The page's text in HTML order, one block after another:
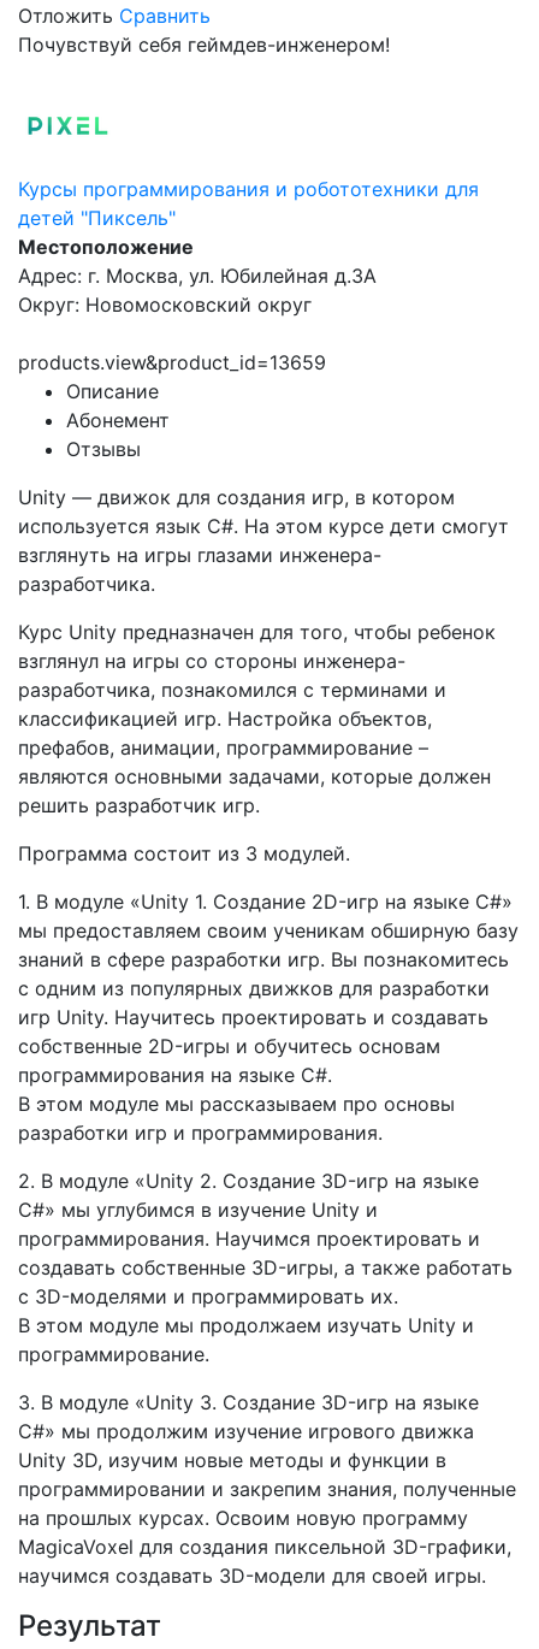
Отложить Сравнить
Почувствуй себя геймдев-инженером!
Курсы программирования и робототехники для
детей "Пиксель"
Местоположение
Адрес: г. Москва, ул. Юбилейная д.3А
Округ: Новомосковский округ
products.view&product_id=13659
Описание
Абонемент
Отзывы
Unity — движок для создания игр, в котором
используется язык C#. На этом курсе дети смогут
взглянуть на игры глазами инженера-
разработчика.
Курс Unity предназначен для того, чтобы ребенок
взглянул на игры со стороны инженера-
разработчика, познакомился с терминами и
классификацией игр. Настройка объектов,
префабов, анимации, программирование –
являются основными задачами, которые должен
решить разработчик игр.
Программа состоит из 3 модулей.
1. В модуле «Unity 1. Создание 2D-игр на языке C#»
мы предоставляем своим ученикам обширную базу
знаний в сфере разработки игр. Вы познакомитесь
с одним из популярных движков для разработки
игр Unity. Научитесь проектировать и создавать
собственные 2D-игры и обучитесь основам
программирования на языке С#.
В этом модуле мы рассказываем про основы
разработки игр и программирования.
2. В модуле «Unity 2. Создание 3D-игр на языке
C#» мы углубимся в изучение Unity и
программирования. Научимся проектировать и
создавать собственные 3D-игры, а также работать
с 3D-моделями и программировать их.
В этом модуле мы продолжаем изучать Unity и
программирование.
3. В модуле «Unity 3. Создание 3D-игр на языке
C#» мы продолжим изучение игрового движка
Unity 3D, изучим новые методы и функции в
программировании и закрепим знания, полученные
на прошлых курсах. Освоим новую программу
MagicaVoxel для создания пиксельной 3D-графики,
научимся создавать 3D-модели для своей игры.
Результат